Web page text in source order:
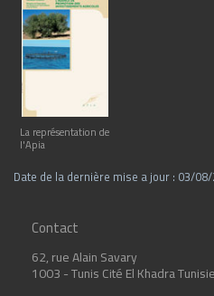
La représentation de
l'Apia
Date de la dernière mise a jour : 03/
Contact
62, rue Alain Savary
1003 - Tunis Cité El Khadra Tunisie